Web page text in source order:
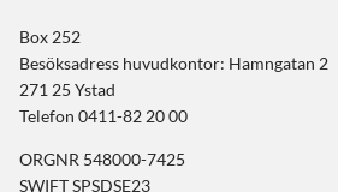
Box 252
Besöksadress huvudkontor: Hamngatan 2
271 25 Ystad
Telefon 0411-82 20 00
ORGNR 548000-7425
SWIFT SPSDSE23